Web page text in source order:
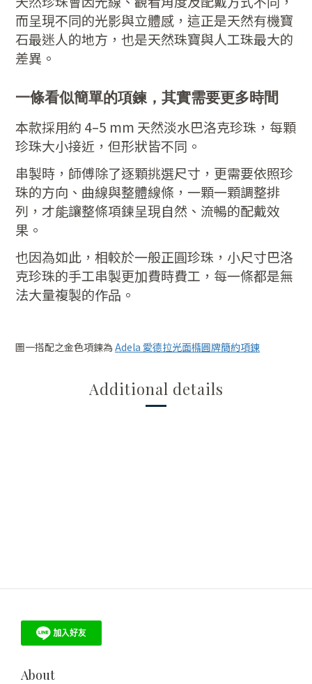
而呈現不同的光影與立體感，這正是天然有機寶
石最迷人的地方，也是天然珠寶與人工珠最大的
差異。
一條看似簡單的項鍊，其實需要更多時間
本款採用約 4–5 mm 天然淡水巴洛克珍珠，每顆
珍珠大小接近，但形狀皆不同。
串製時，師傅除了逐顆挑選尺寸，更需要依照珍
珠的方向、曲線與整體線條，一顆一顆調整排
列，才能讓整條項鍊呈現自然、流暢的配戴效
果。
也因為如此，相較於一般正圓珍珠，小尺寸巴洛
克珍珠的手工串製更加費時費工，每一條都是無
法大量複製的作品。
圖一搭配之金色項鍊為Adela 愛德拉光面橢圓牌簡約項鍊
Additional details
About